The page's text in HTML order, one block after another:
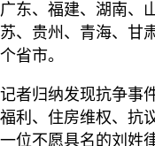
广东、福建、湖南、
苏、贵州、青海、甘
个省市。
记者归纳发现抗争事
福利、住房维权、抗
一位不愿具名的刘姓